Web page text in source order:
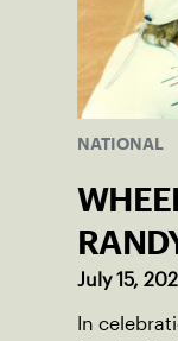
NATIONAL
July 15,
In